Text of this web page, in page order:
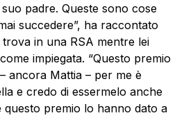
padre. Queste sono cose
succedere”, ha raccontato
trova in una RSA mentre lei
impiegata. “Questo premio
– ancora Mattia – per me è
e credo di essermelo anche
questo premio lo hanno dato a